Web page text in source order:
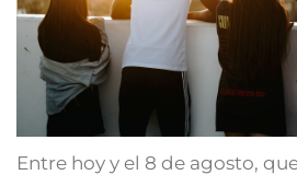
Entre hoy y el 8 de agosto,